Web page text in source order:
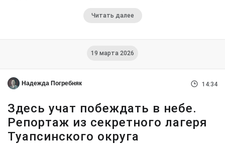
Читать далее
19 марта 2026
Надежда Погребняк 14:34
Здесь учат побеждать в небе.
Репортаж из секретного лагеря
Туапсинского округа